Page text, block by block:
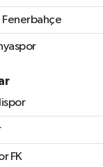
Fenerbahçe
FK